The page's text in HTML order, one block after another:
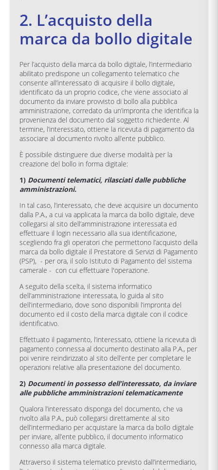
2. L’acquisto della
marca da bollo digitale
Per l’acquisto della marca da bollo digitale, l’intermediario
abilitato predispone un collegamento telematico che
consente all’interessato di acquisire il bollo digitale,
identificato da un proprio codice, che viene associato al
documento da inviare provvisto di bollo alla pubblica
amministrazione, corredato da un’impronta che identifica la
provenienza del documento dal soggetto richiedente. Al
termine, l’interessato, ottiene la ricevuta di pagamento da
associare al documento rivolto all’ente pubblico.
È possibile distinguere due diverse modalità per la
creazione del bollo in forma digitale:
1) Documenti telematici, rilasciati dalle pubbliche
amministrazioni.
In tal caso, l’interessato, che deve acquisire un documento
dalla P.A., a cui va applicata la marca da bollo digitale, deve
collegarsi al sito dell’amministrazione interessata ed
effettuare il login necessario alla sua identificazione,
scegliendo fra gli operatori che permettono l’acquisto della
marca da bollo digitale il Prestatore di Servizi di Pagamento
(PSP), - per ora, il solo Istituto di Pagamento del sistema
camerale - con cui effettuare l'operazione.
A seguito della scelta, il sistema informatico
dell’amministrazione interessata, lo guida al sito
dell’intermediario, dove sono disponibili l’impronta del
documento ed il costo della marca digitale con il codice
identificativo.
Effettuato il pagamento, l’interessato, ottiene la ricevuta di
pagamento connessa al documento destinato alla P.A., per
poi venire reindirizzato al sito dell’ente per completare le
operazioni relative alla presentazione del documento.
2) Documenti in possesso dell’interessato, da inviare
alle pubbliche amministrazioni telematicamente
Qualora l’interessato disponga del documento, che va
rivolto alla P.A., può collegarsi direttamente al sito
dell’intermediario per acquistare la marca da bollo digitale
per inviare, all’ente pubblico, il documento informatico
connesso alla marca digitale.
Attraverso il sistema telematico previsto dall’intermediario,